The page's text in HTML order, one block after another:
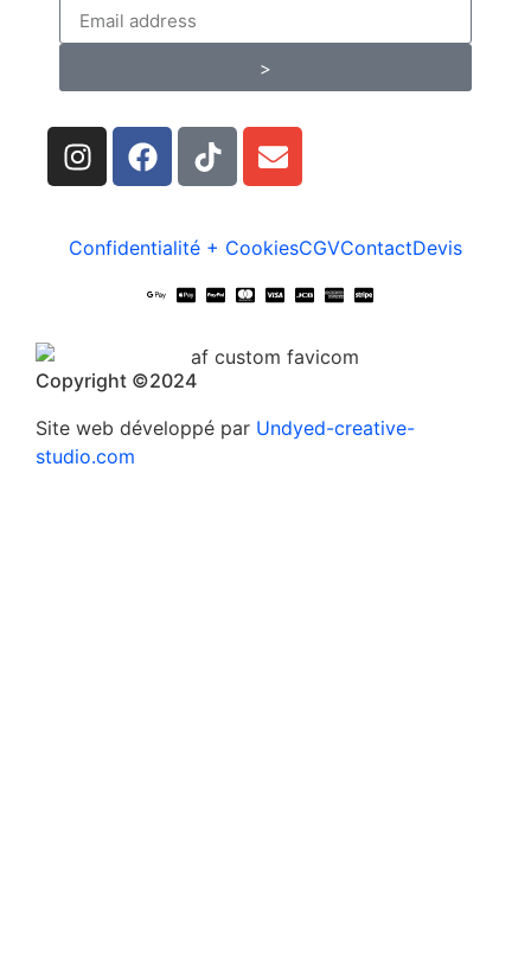
>
Confidentialité + CookiesCGVContactDevis
Copyright ©2024
Site web développé par Undyed-creative-
studio.com